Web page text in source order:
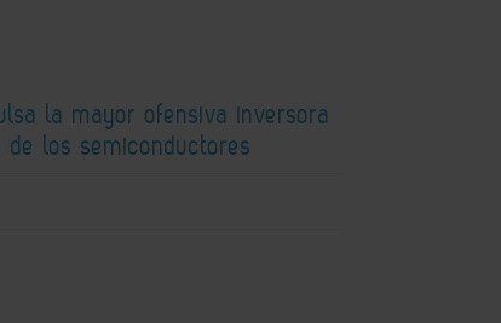
la mayor ofensiva inversora
los semiconductores